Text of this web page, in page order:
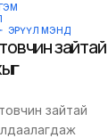
ЭРҮҮЛ МЭНД
товчин зайтай
зайтай